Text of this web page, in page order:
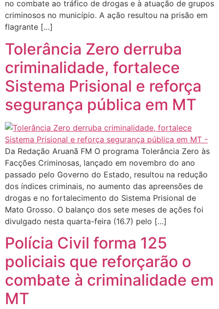
no combate ao tráfico de drogas e à atuação de grupos
criminosos no município. A ação resultou na prisão em
flagrante […]
Tolerância Zero derruba
criminalidade, fortalece
Sistema Prisional e reforça
segurança pública em MT
Da Redação Aruanã FM O programa Tolerância Zero às
Facções Criminosas, lançado em novembro do ano
passado pelo Governo do Estado, resultou na redução
dos índices criminais, no aumento das apreensões de
drogas e no fortalecimento do Sistema Prisional de
Mato Grosso. O balanço dos sete meses de ações foi
divulgado nesta quarta-feira (16.7) pelo […]
Polícia Civil forma 125
policiais que reforçarão o
combate à criminalidade em
MT